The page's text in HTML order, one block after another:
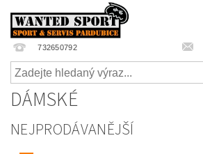
732650792
DÁMSKÉ
NEJPRODÁVANĚJŠÍ